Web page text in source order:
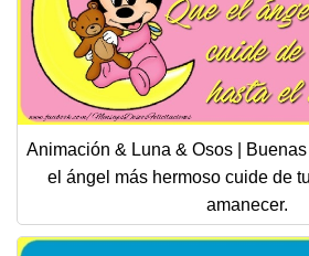
Animación & Luna & Osos |
el ángel más hermoso cuide de
amanecer.